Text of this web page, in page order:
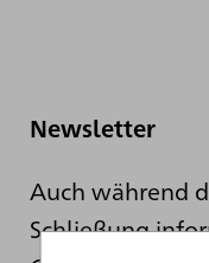
Newsletter
Auch während
Schließung